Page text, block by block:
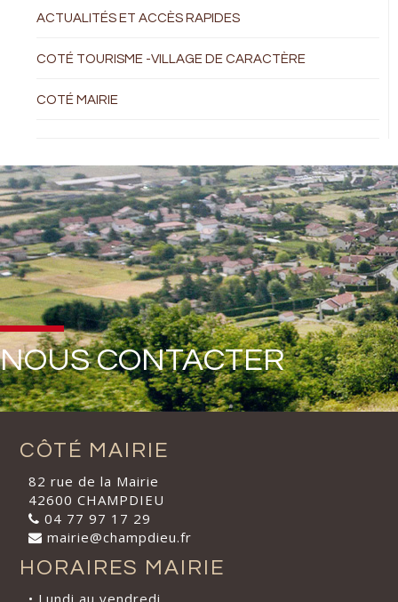
ACTUALITÉS ET ACCÈS RAPIDES
COTÉ TOURISME -VILLAGE DE CARACTÈRE
COTÉ MAIRIE
NOUS CONTACTER
CÔTÉ MAIRIE
82 rue de la Mairie
42600 CHAMPDIEU
04 77 97 17 29
mairie@champdieu.fr
HORAIRES MAIRIE